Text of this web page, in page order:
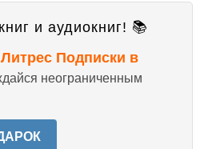
и аудиокниг! 📚
Подписки в
неограниченным